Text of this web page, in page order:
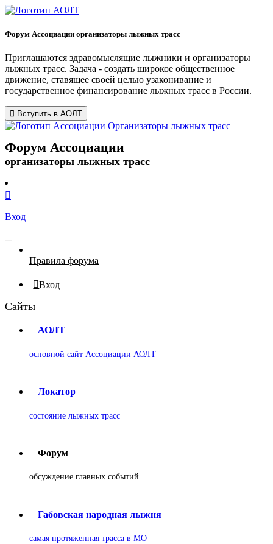
Форум Ассоциации организаторы лыжных трасс
Приглашаются здравомыслящие лыжники и организаторы
лыжных трасс. Задача - создать широкое общественное
движение, ставящее своей целью узаконивание и
государственное финансирование лыжных трасс в России.
Вступить в АОЛТ
Форум Ассоциации
организаторы лыжных трасс
Вход
Правила форума
Вход
Сайты
АОЛТ
основной сайт Ассоциации АОЛТ
Локатор
состояние лыжных трасс
Форум
обсуждение главных событий
Габовская народная лыжня
самая протяженная трасса в МО